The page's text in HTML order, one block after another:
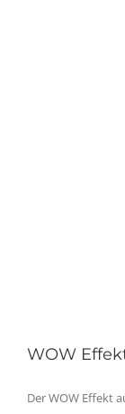
WOW
Der WOW Effekt